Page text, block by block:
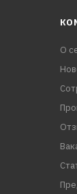
О